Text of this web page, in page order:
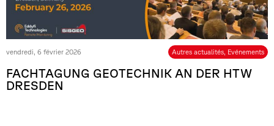
vendredi, 6 février 2026 Autres actualités, Evénements
FACHTAGUNG GEOTECHNIK AN DER HTW
DRESDEN